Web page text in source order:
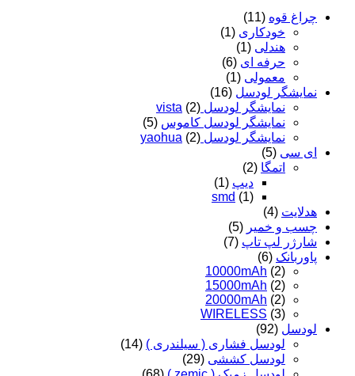
چراغ قوه (11)
خودکاری (1)
هندلی (1)
حرفه ای (6)
معمولی (1)
نمایشگر لودسل (16)
نمایشگر لودسل vista (2)
نمایشگر لودسل کاموس (5)
نمایشگر لودسل yaohua (2)
ای سی (5)
اتمگا (2)
دیپ (1)
smd (1)
هدلایت (4)
چسب و خمیر (5)
شارژر لپ تاپ (7)
پاوربانک (6)
10000mAh (2)
15000mAh (2)
20000mAh (2)
WIRELESS (3)
لودسل (92)
لودسل فشاری ( سیلندری ) (14)
لودسل کششی (29)